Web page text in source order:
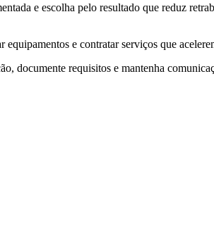
e escolha pelo resultado que reduz
e contratar serviços que
documente requisitos e mantenha